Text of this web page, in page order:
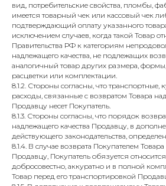
вид, потребительские свойства, пломбы,
имеется товарный чек или кассовый чек
подтверждающий оплату указанного
исключением случаев, когда такой Товар
Правительства РФ к категориям
надлежащего качества, не подлежащих
аналогичный товар других размера, формы,
расцветки или комплектации.
8.1.2. Стороны согласны, что транспортные,
расходы, связанные с возвратом Товара
Продавцу несет Покупатель.
8.1.3. Стороны согласны, что порядок
надлежащего качества Продавцу, в
действующего законодательства,
8.1.4. В случае возврата Покупателем
Продавцу, Покупатель обязуется
добросовестно, аккуратно и в полной
Товар перед его транспортировкой